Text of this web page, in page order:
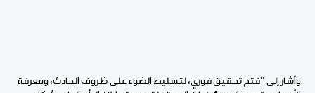
وأشار إلى “فتح تحقيق فوري، لتسليط الضوء على ظروف الحادث، ومعرفة